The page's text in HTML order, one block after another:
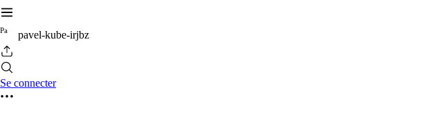
Pa pavel-kube-irjbz
Se connecter